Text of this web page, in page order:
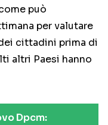
può
per valutare
cittadini prima di
altri Paesi hanno
Dpcm: